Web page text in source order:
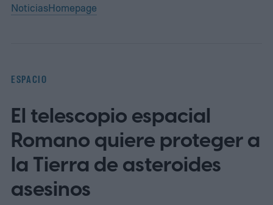
NoticiasHomepage
ESPACIO
El telescopio espacial
Romano quiere proteger a
la Tierra de asteroides
asesinos